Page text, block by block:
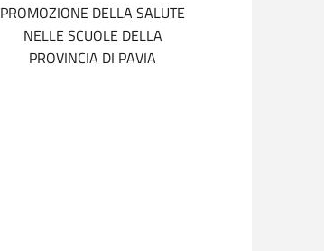
PROMOZIONE DELLA SALUTE
NELLE SCUOLE DELLA
PROVINCIA DI PAVIA